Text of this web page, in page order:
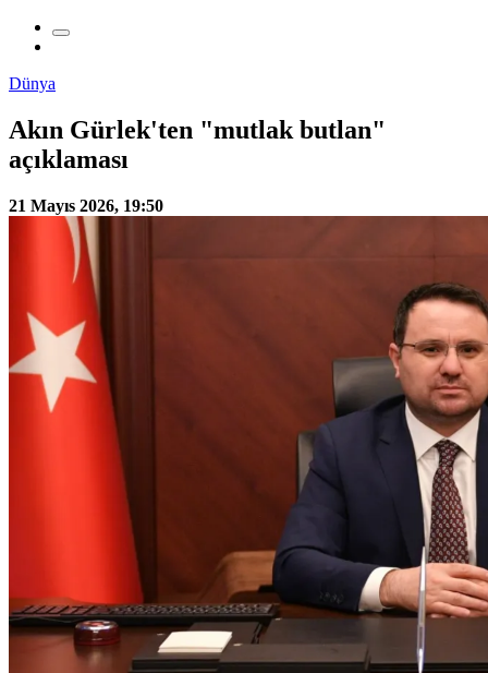
Dünya
Akın Gürlek'ten "mutlak butlan"
açıklaması
21 Mayıs 2026, 19:50